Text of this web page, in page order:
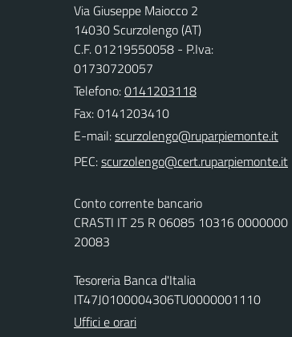
Via Giuseppe Maiocco 2
14030 Scurzolengo (AT)
C.F. 01219550058 - P.Iva:
01730720057
Telefono:0141203118
Fax: 0141203410
E-mail:
PEC:
Conto corrente bancario
CRASTI IT 25 R 06085 10316 0000000
20083
Tesoreria Banca d'Italia
IT47J0100004306TU0000001110
Uffici e orari